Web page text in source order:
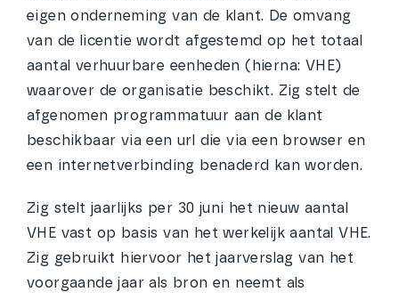
eigen onderneming van de klant. De omvang
van de licentie wordt afgestemd op het totaal
aantal verhuurbare eenheden (hierna: VHE)
waarover de organisatie beschikt. Zig stelt de
afgenomen programmatuur aan de klant
beschikbaar via een url die via een browser en
een internetverbinding benaderd kan worden.
Zig stelt jaarlijks per 30 juni het nieuw aantal
VHE vast op basis van het werkelijk aantal VHE.
Zig gebruikt hiervoor het jaarverslag van het
voorgaande jaar als bron en neemt als